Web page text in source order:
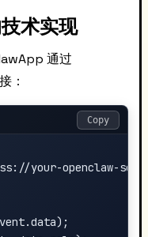
术实现
通过
：
your-openclaw-
Copy